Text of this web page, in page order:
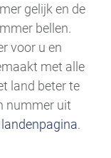
gelijk en de
bellen.
voor u en
met alle
land beter te
nummer uit
.